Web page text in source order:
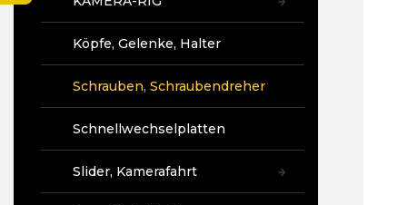
Köpfe, Gelenke, Halter
Schrauben, Schraubendreher
Schnellwechselplatten
Slider, Kamerafahrt